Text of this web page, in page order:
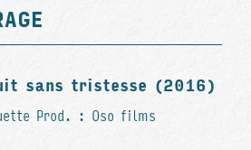
sans tristesse (2016)
Prod. : Oso films